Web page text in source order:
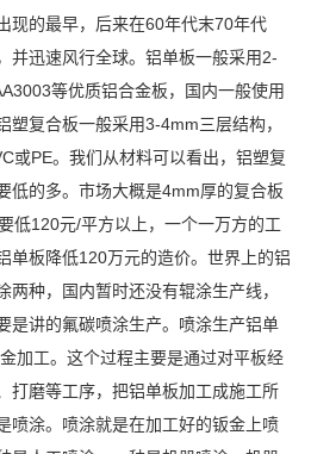
现的最早，后来在60年代末70年代
并迅速风行全球。铝单板一般采用2-
等优质铝合金板，国内一般使用
塑复合板一般采用3-4mm三层结构，
或PE。我们从材料可以看出，铝塑复
低的多。市场大概是4mm厚的复合板
低120元/平方以上，一个一万方的工
单板降低120万元的造价。世界上的铝
种，国内暂时还没有辊涂生产线，
是讲的氟碳喷涂生产。喷涂生产铝单
加工。这个过程主要是通过对平板经
打磨等工序，把铝单板加工成施工所
喷涂。喷涂就是在加工好的钣金上喷